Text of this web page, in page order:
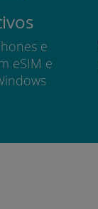
e
eSIM e